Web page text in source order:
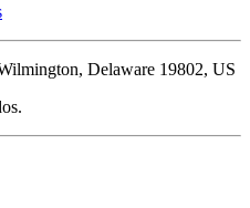
Delaware 19802, US